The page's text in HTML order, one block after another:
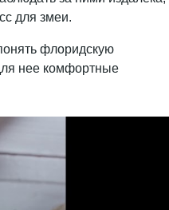
для змеи.
флоридскую
нее комфортные